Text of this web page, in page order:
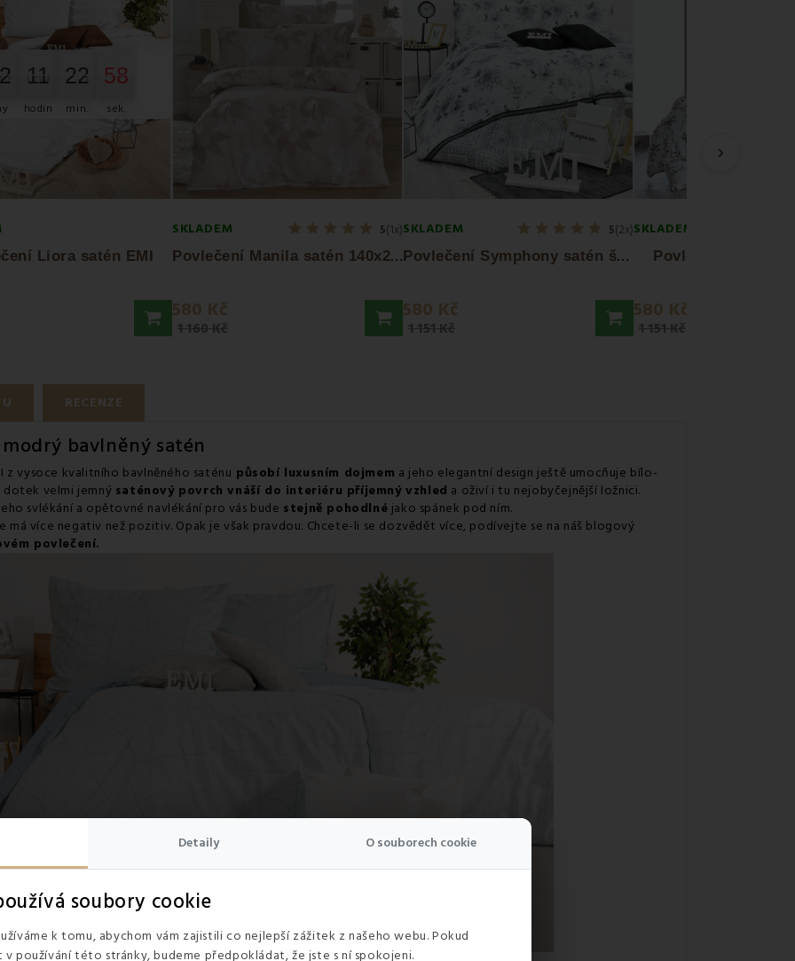
Detaily O souborech cookie
soubory cookie
k tomu, abychom vám zajistili co nejlepší zážitek z našeho webu. Pokud
používání této stránky, budeme předpokládat, že jste s ní spokojeni.
11
11
00
hodin
22
22
23
min.
57
57
58
sek.
Liora satén EMI
SKLADEM 5(1x)
P
ovlečení Manila satén 140x200 + 70x90 EMI
580 Kč
1 160 Kč
SKLADEM 5(2x)
P
ovlečení Symphony satén šedo-bílé EMI
580 Kč
1 151 Kč
SKLADEM
Povlečení Talin
580 Kč
1 151 Kč
›
RECENZE
bavlněný satén
vysoce kvalitního bavlněného saténu působí luxusním dojmem a jeho elegantní design ještě umocňuje bílo-
dotek velmi jemný saténový povrch vnáší do interiéru příjemný vzhled a oživí i tu nejobyčejnější ložnici.
svlékání a opětovné navlékání pro vás bude stejně pohodlné jako spánek pod ním.
má více negativ než pozitiv. Opak je však pravdou. Chcete-li se dozvědět více, podívejte se na náš blogový
povlečení.